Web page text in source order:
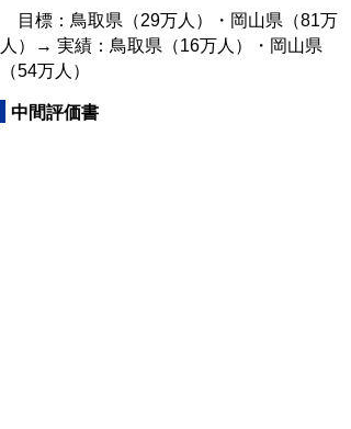
目標：鳥取県（29万人）・岡山県（81万
人）→ 実績：鳥取県（16万人）・岡山県
（54万人）
中間評価書